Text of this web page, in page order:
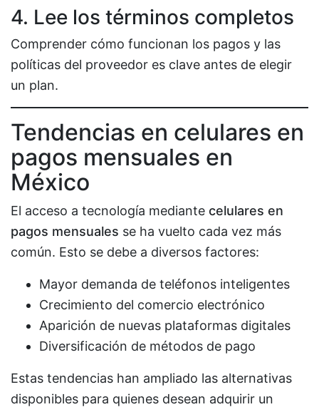
4. Lee los términos completos
Comprender cómo funcionan los pagos y las
políticas del proveedor es clave antes de elegir
un plan.
Tendencias en celulares en
pagos mensuales en
México
El acceso a tecnología mediante celulares en
pagos mensuales se ha vuelto cada vez más
común. Esto se debe a diversos factores:
Mayor demanda de teléfonos inteligentes
Crecimiento del comercio electrónico
Aparición de nuevas plataformas digitales
Diversificación de métodos de pago
Estas tendencias han ampliado las alternativas
disponibles para quienes desean adquirir un